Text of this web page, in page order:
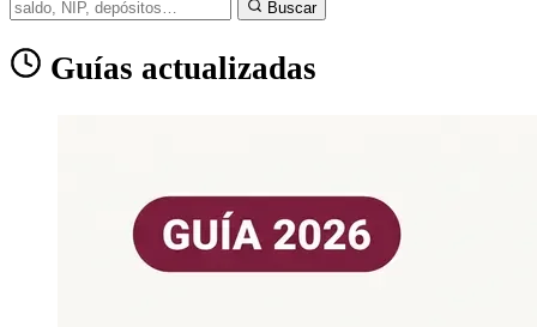
Buscar
Guías actualizadas